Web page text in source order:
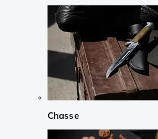
Chasse